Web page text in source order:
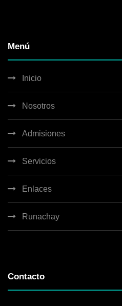
Menú
Inicio
Nosotros
Admisiones
Servicios
Enlaces
Runachay
Contacto